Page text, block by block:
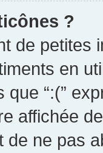
?
de petites
en
que “:(”
affichée
de ne pas